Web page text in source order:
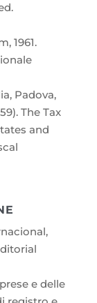
1961.
Padova,
The Tax
and
e delle